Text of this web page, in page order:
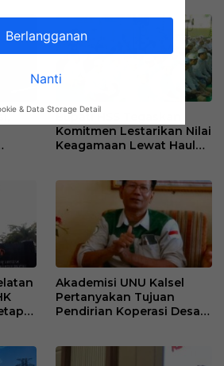
Bupati HSS Tegaskan
Komitmen Lestarikan Nilai
Keagamaan Lewat Haul
Akademisi UNU Kalsel
Pertanyakan Tujuan
Pendirian Koperasi Desa
Berlangganan
Nanti
& Data Storage Detail